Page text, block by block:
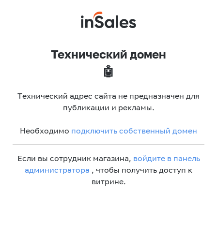
Технический домен
🤖
Технический адрес сайта не предназначен для
публикации и рекламы.
Необходимо подключить собственный домен
Если вы сотрудник магазина, войдите в панель
администратора , чтобы получить доступ к
витрине.